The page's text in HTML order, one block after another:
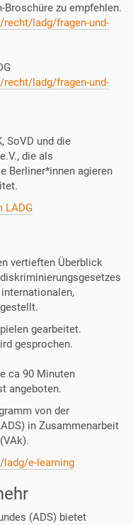
Broschüre zu empfehlen.
ladg/fragen-und-
ladg/fragen-und-
SoVD und die
die als
Berliner*innen agieren
LADG
vertieften Überblick
gearbeitet.
gesprochen.
ca 90 Minuten
angeboten.
von der
) in Zusammenarbeit
e-learning
(ADS) bietet